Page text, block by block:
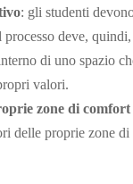
: gli studenti
deve,
di uno spazio
valori.
zone di comfort
delle proprie zone